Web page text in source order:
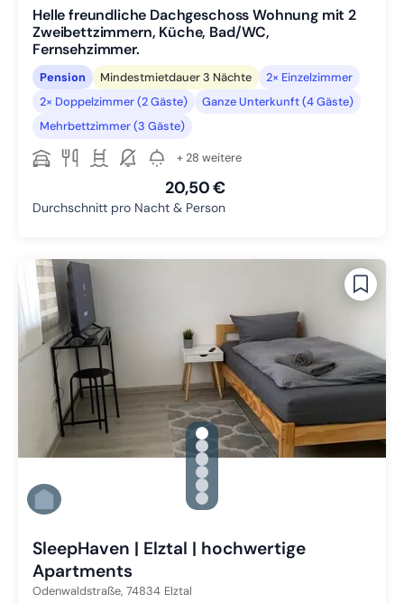
Helle freundliche Dachgeschoss Wohnung mit 2
Zweibettzimmern, Küche, Bad/WC,
Fernsehzimmer.
Pension Mindestmietdauer 3 Nächte
2× Einzelzimmer
2× Doppelzimmer (2 Gäste)
Ganze Unterkunft (4 Gäste)
Mehrbettzimmer (3 Gäste)
+ 28 weitere
20,50 €
Durchschnitt pro Nacht & Person
gallery.slide_selector
Zu Slide 1 wechseln
Zu Slide 2 wechseln
Zu Slide 3 wechseln
Zu Slide 4 wechseln
Zu Slide 5 wechseln
Zu Slide 6 wechseln
SleepHaven | Elztal | hochwertige
Apartments
Odenwaldstraße, 74834 Elztal